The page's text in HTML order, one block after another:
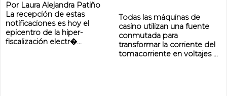
Por Laura Alejandra Patiño
La recepción de estas
notificaciones es hoy el
epicentro de la hiper-
fiscalización electr�...
Todas las máquinas de
casino utilizan una fuente
conmutada para
transformar la corriente del
tomacorriente en voltajes ...